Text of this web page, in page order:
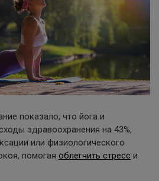
показало, что йога и
здравоохранения на 43%,
или физиологического
помогая облегчить стресс и